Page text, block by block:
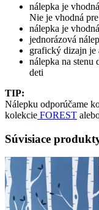
nálepka je
Nie je vhodná
nálepka je
jednorázová
grafický dizajn je
nálepka na stenu
deti
TIP:
Nálepku odporúčame
kolekcie FOREST
Súvisiace